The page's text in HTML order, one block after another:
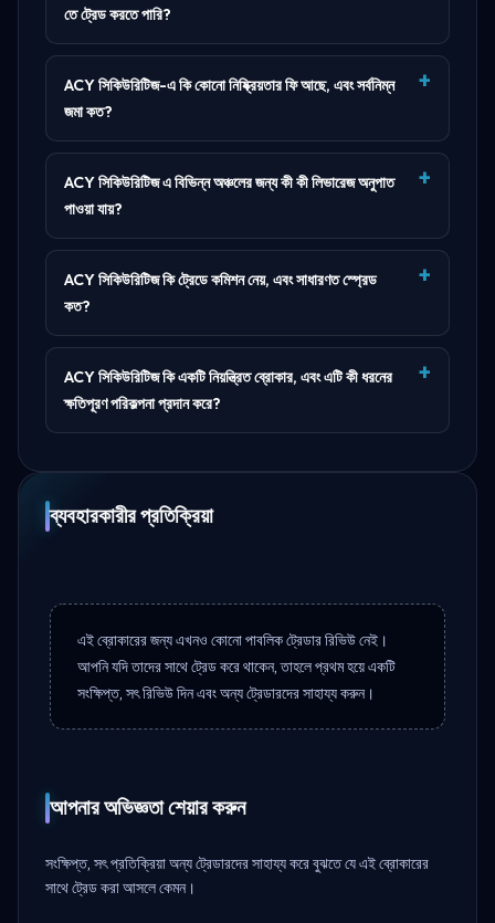
তে ট্রেড করতে পারি?
ACY সিকিউরিটিজ-এ কি কোনো নিষ্ক্রিয়তার ফি আছে, এবং সর্বনিম্ন
জমা কত?
ACY সিকিউরিটিজ এ বিভিন্ন অঞ্চলের জন্য কী কী লিভারেজ অনুপাত
পাওয়া যায়?
ACY সিকিউরিটিজ কি ট্রেডে কমিশন নেয়, এবং সাধারণত স্প্রেড
কত?
ACY সিকিউরিটিজ কি একটি নিয়ন্ত্রিত ব্রোকার, এবং এটি কী ধরনের
ক্ষতিপূরণ পরিকল্পনা প্রদান করে?
ব্যবহারকারীর প্রতিক্রিয়া
এই ব্রোকারের জন্য এখনও কোনো পাবলিক ট্রেডার রিভিউ নেই।
আপনি যদি তাদের সাথে ট্রেড করে থাকেন, তাহলে প্রথম হয়ে একটি
সংক্ষিপ্ত, সৎ রিভিউ দিন এবং অন্য ট্রেডারদের সাহায্য করুন।
আপনার অভিজ্ঞতা শেয়ার করুন
সংক্ষিপ্ত, সৎ প্রতিক্রিয়া অন্য ট্রেডারদের সাহায্য করে বুঝতে যে এই ব্রোকারের
সাথে ট্রেড করা আসলে কেমন।